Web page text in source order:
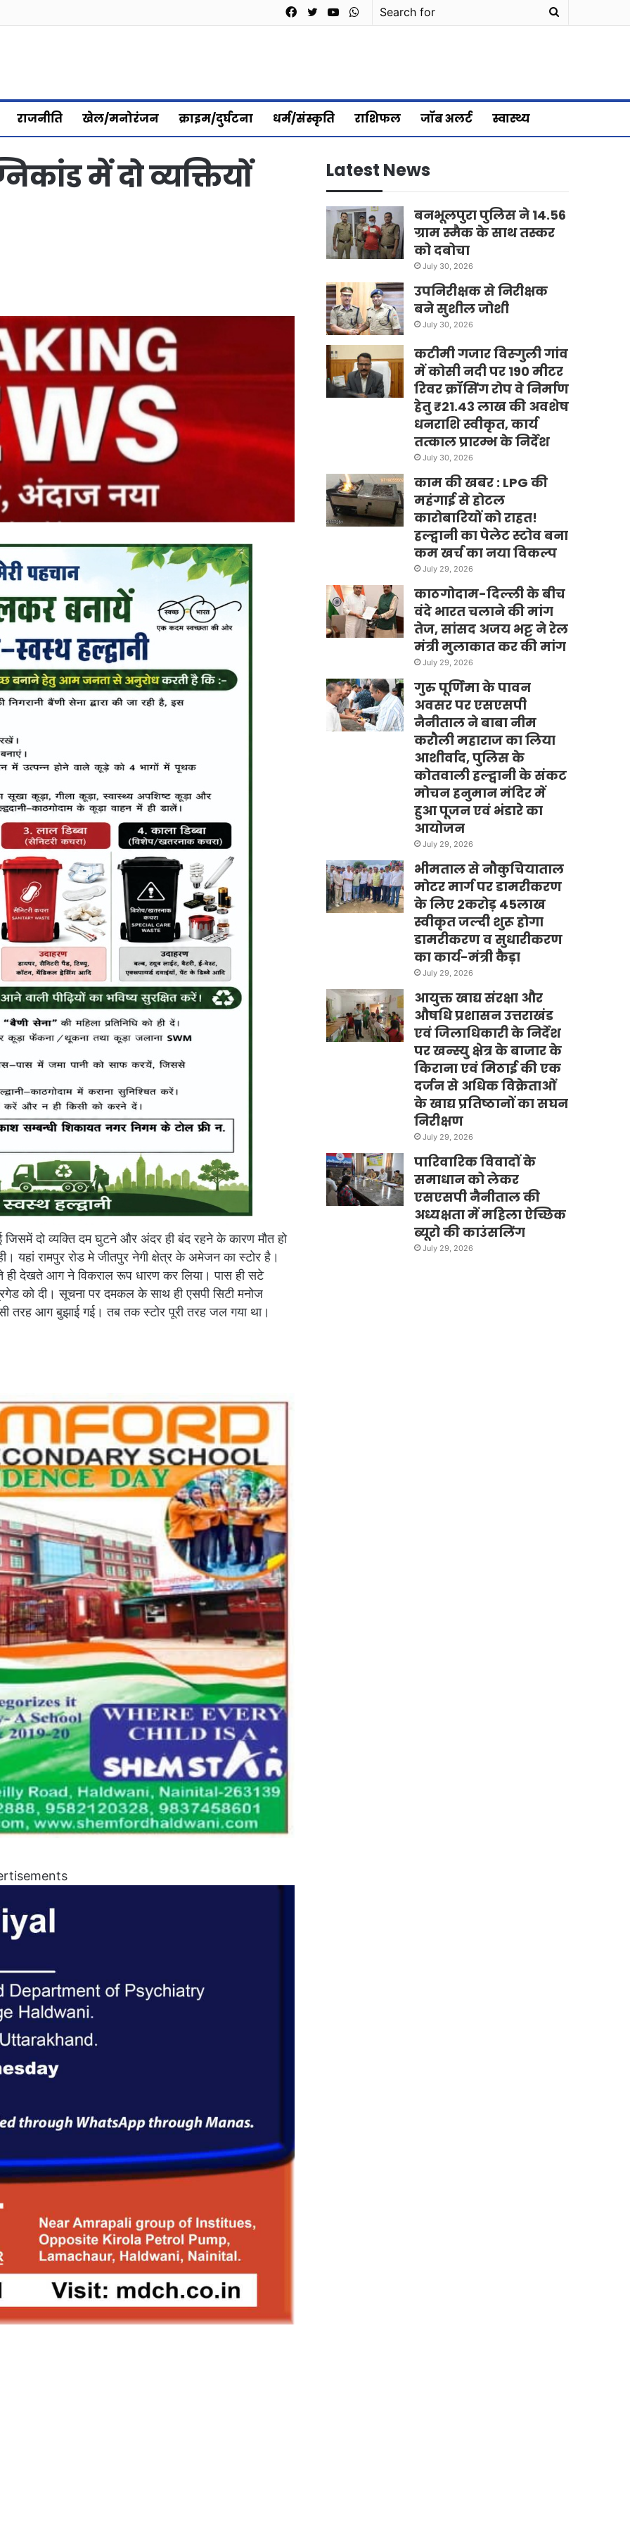
Search
WhatsApp
YouTube
Twitter
Facebook
राजनीति खेल/मनोरंजन क्राइम/दुर्घटना धर्म/संस्कृति राशिफल जॉब अलर्ट स्वास्थ्य
में दो व्यक्तियों
जिसमें दो व्यक्ति दम घुटने और अंदर ही बंद रहने के कारण मौत हो
यहां रामपुर रोड मे जीतपुर नेगी क्षेत्र के अमेजन का स्टोर है।
देखते आग ने विकराल रूप धारण कर लिया। पास ही सटे
को दी। सूचना पर दमकल के साथ ही एसपी सिटी मनोज
आग बुझाई गई। तब तक स्टोर पूरी तरह जल गया था।
Latest News
बनभूलपुरा पुलिस ने 14.56
ग्राम स्मैक के साथ तस्कर
को दबोचा
July 30, 2026
उपनिरीक्षक से निरीक्षक
बने सुशील जोशी
July 30, 2026
कटीमी गजार विस्गुली गांव
में कोसी नदी पर 190 मीटर
रिवर क्रॉसिंग रोप वे निर्माण
हेतु ₹21.43 लाख की अवशेष
धनराशि स्वीकृत, कार्य
तत्काल प्रारम्भ के निर्देश
July 30, 2026
काम की खबर : LPG की
महंगाई से होटल
कारोबारियों को राहत!
हल्द्वानी का पेलेट स्टोव बना
कम खर्च का नया विकल्प
July 29, 2026
काठगोदाम-दिल्ली के बीच
वंदे भारत चलाने की मांग
तेज, सांसद अजय भट्ट ने रेल
मंत्री मुलाकात कर की मांग
July 29, 2026
गुरु पूर्णिमा के पावन
अवसर पर एसएसपी
नैनीताल ने बाबा नीम
करौली महाराज का लिया
आशीर्वाद, पुलिस के
कोतवाली हल्द्वानी के संकट
मोचन हनुमान मंदिर में
हुआ पूजन एवं भंडारे का
आयोजन
July 29, 2026
भीमताल से नौकुचियाताल
मोटर मार्ग पर डामरीकरण
के लिए 2करोड़ 45लाख
स्वीकृत जल्दी शुरू होगा
डामरीकरण व सुधारीकरण
का कार्य-मंत्री कैड़ा
July 29, 2026
आयुक्त खाद्य संरक्षा और
औषधि प्रशासन उत्तराखंड
एवं जिलाधिकारी के निर्देश
पर खन्स्यु क्षेत्र के बाजार के
किराना एवं मिठाई की एक
दर्जन से अधिक विक्रेताओं
के खाद्य प्रतिष्ठानों का सघन
निरीक्षण
July 29, 2026
पारिवारिक विवादों के
समाधान को लेकर
एसएसपी नैनीताल की
अध्यक्षता में महिला ऐच्छिक
ब्यूरो की काउंसलिंग
July 29, 2026